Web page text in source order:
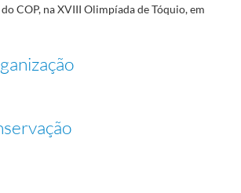
COP, na XVIII Olimpíada de Tóquio, em